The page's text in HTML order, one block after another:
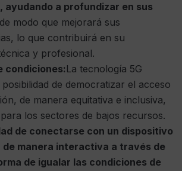
ayudando a profundizar en sus
modo que mejorará sus
lo que contribuirá en su
y profesional.
condiciones: La tecnología 5G
de democratizar el acceso
de manera equitativa e inclusiva,
los sectores de bajos recursos.
de conectarse con un dispositivo
de manera interactiva a través de
de igualar las condiciones de